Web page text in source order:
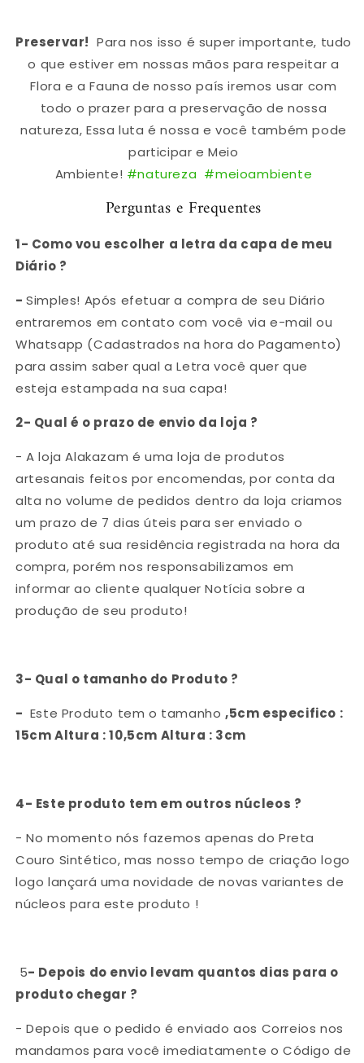
Preservar! Para nos isso é super importante, tudo
o que estiver em nossas mãos para respeitar a
Flora e a Fauna de nosso país iremos usar com
todo o prazer para a preservação de nossa
natureza, Essa luta é nossa e você também pode
participar e Meio
Ambiente! #natureza #meioambiente
Perguntas e Frequentes
1- Como vou escolher a letra da capa de meu
Diário ?
-Simples! Após efetuar a compra de seu Diário
entraremos em contato com você via e-mail ou
Whatsapp (Cadastrados na hora do Pagamento)
para assim saber qual a Letra você quer que
esteja estampada na sua capa!
2- Qual é o prazo de envio da loja ?
- A loja Alakazam é ​​uma loja de produtos
artesanais feitos por encomendas, por conta da
alta no volume de pedidos dentro da loja criamos
um prazo de 7 dias úteis para ser enviado o
produto até sua residência registrada na hora da
compra, porém nos responsabilizamos em
informar ao cliente qualquer Notícia sobre a
produção de seu produto!
3- Qual o tamanho do Produto ?
- Este Produto tem o tamanho,5cm especifico :
15cm Altura : 10,5cm Altura : 3cm
4- Este produto tem em outros núcleos ?
- No momento nós fazemos apenas do Preta
Couro Sintético, mas nosso tempo de criação logo
logo lançará uma novidade de novas variantes de
núcleos para este produto !
5- Depois do envio levam quantos dias para o
produto chegar ?
- Depois que o pedido é enviado aos Correios nos
mandamos para você imediatamente o Código de